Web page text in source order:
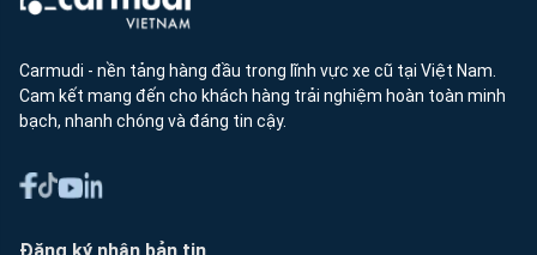
Carmudi - nền tảng hàng đầu trong lĩnh vực xe cũ tại Việt Nam.
Cam kết mang đến cho khách hàng trải nghiệm hoàn toàn minh
bạch, nhanh chóng và đáng tin cậy.
Đăng ký nhận bản tin